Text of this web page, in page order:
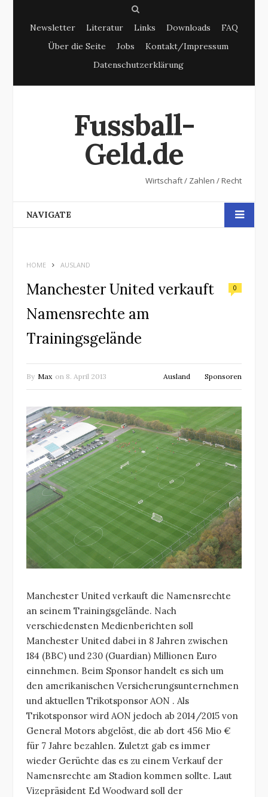
e
r
Newsletter Literatur Links Downloads
FAQ
Über die Seite
Jobs
Kontakt/Impressum
Datenschutzerklärung
Fussball-
Geld.de
Wirtschaft / Zahlen / Recht
NAVIGATE
HOME AUSLAND
Manchester United verkauft
Namensrechte am
Trainingsgelände
0
By Max on 8. April 2013 Ausland Sponsoren
Manchester United verkauft die Namensrechte
an seinem Trainingsgelände. Nach
verschiedensten Medienberichten soll
Manchester United dabei in 8 Jahren zwischen
184 (BBC) und 230 (Guardian) Millionen Euro
einnehmen. Beim Sponsor handelt es sich um
den amerikanischen Versicherungsunternehmen
und aktuellen Trikotsponsor AON . Als
Trikotsponsor wird AON jedoch ab 2014/2015 von
General Motors abgelöst, die ab dort 456 Mio €
für 7 Jahre bezahlen. Zuletzt gab es immer
wieder Gerüchte das es zu einem Verkauf der
Namensrechte am Stadion kommen sollte. Laut
Vizepräsident Ed Woodward soll der